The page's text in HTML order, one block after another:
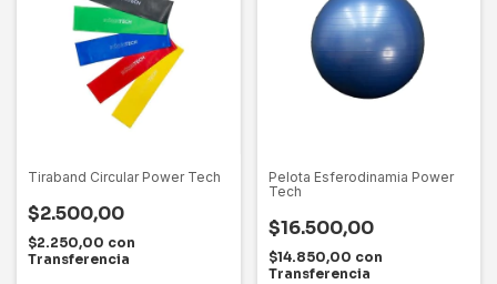
Tiraband Circular Power Tech
$2.500,00
$2.250,00 con
Transferencia
Pelota Esferodinamia Power
Tech
$16.500,00
$14.850,00 con
Transferencia